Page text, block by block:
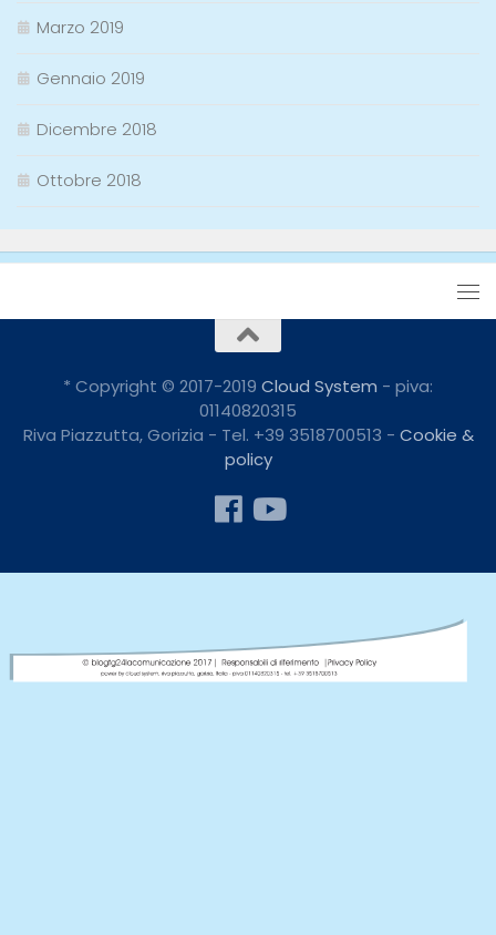
Marzo 2019
Gennaio 2019
Dicembre 2018
Ottobre 2018
* Copyright © 2017-2019 Cloud System - piva:
01140820315
Riva Piazzutta, Gorizia - Tel. +39 3518700513 - Cookie &
policy